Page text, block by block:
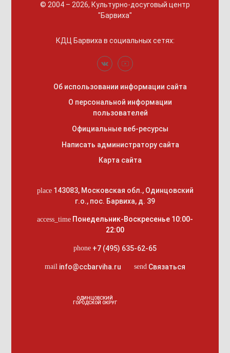
© 2004 – 2026, Культурно-досуговый центр
"Барвиха"
КДЦ Барвиха в социальных сетях:
Об использовании информации сайта
О персональной информации
пользователей
Официальные веб-ресурсы
Написать администратору сайта
Карта сайта
place 143083, Московская обл., Одинцовский
г.о., пос. Барвиха, д. 39
access_time Понедельник-Воскресенье 10:00-
22:00
phone +7 (495) 635-62-65
mail info@ccbarviha.ru send Связаться
ОДИНЦОВСКИЙ
ГОРОДСКОЙ ОКРУГ